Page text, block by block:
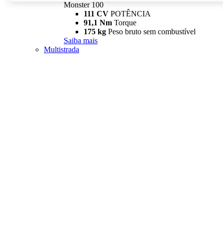
Monster 100
111 CV POTÊNCIA
91,1 Nm Torque
175 kg Peso bruto sem combustível
Saiba mais
Multistrada